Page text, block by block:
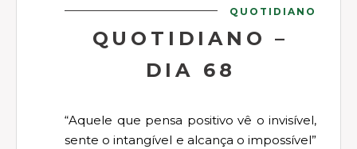
QUOTIDIANO
QUOTIDIANO –
DIA 68
“Aquele que pensa positivo vê o invisível,
sente o intangível e alcança o impossível”